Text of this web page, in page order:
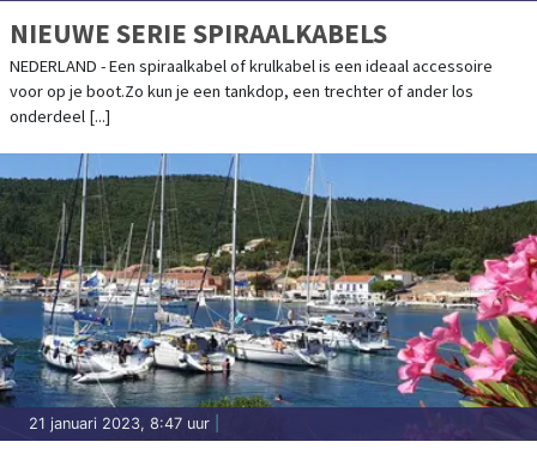
NIEUWE SERIE SPIRAALKABELS
NEDERLAND - Een spiraalkabel of krulkabel is een ideaal accessoire
voor op je boot.Zo kun je een tankdop, een trechter of ander los
onderdeel [...]
21 januari 2023, 8:47 uur